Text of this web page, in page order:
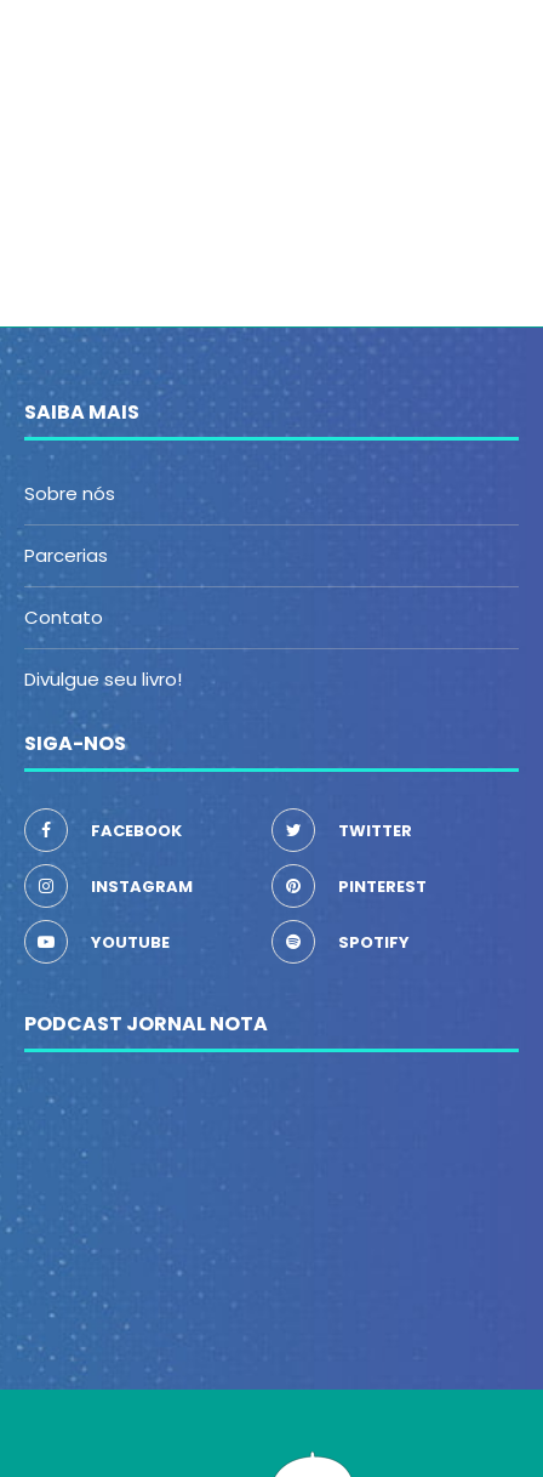
SAIBA MAIS
Sobre nós
Parcerias
Contato
Divulgue seu livro!
SIGA-NOS
FACEBOOK TWITTER
INSTAGRAM PINTEREST
YOUTUBE SPOTIFY
PODCAST JORNAL NOTA